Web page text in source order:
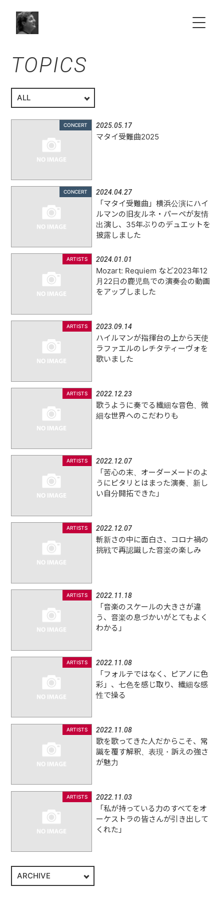
SCHEDULE
Choir & Orchestra
VIDEO
TOPICS
TOPICS
CONCERT 2025.05.17
マタイ受難曲2025
CONCERT 2024.04.27
「マタイ受難曲」横浜公演にハイ
ルマンの旧友ルネ・パーペが友情
出演し、35年ぶりのデュエットを
披露しました
ARTISTS 2024.01.01
Mozart: Requiem など2023年12
月22日の鹿児島での演奏会の動画
をアップしました
ARTISTS 2023.09.14
ハイルマンが指揮台の上から天使
ラファエルのレチタティーヴォを
歌いました
ARTISTS 2022.12.23
歌うように奏でる繊細な音色、微
細な世界へのこだわりも
ARTISTS 2022.12.07
「苦心の末、オーダーメードのよ
うにピタリとはまった演奏、新し
い自分開拓できた」
ARTISTS 2022.12.07
斬新さの中に面白さ、コロナ禍の
挑戦で再認識した音楽の楽しみ
ARTISTS 2022.11.18
「音楽のスケールの大きさが違
う、音楽の息づかいがとてもよく
わかる」
ARTISTS 2022.11.08
「フォルテではなく、ピアノに色
彩」、七色を感じ取り、繊細な感
性で操る
ARTISTS 2022.11.08
歌を歌ってきた人だからこそ、常
識を覆す解釈、表現・訴えの強さ
が魅力
ARTISTS 2022.11.03
「私が持っている力のすべてをオ
ーケストラの皆さんが引き出して
くれた」